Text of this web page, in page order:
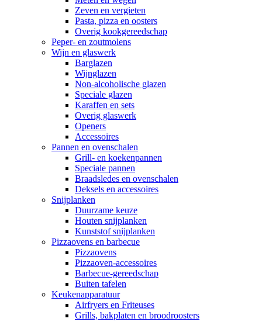
Zeven en vergieten
Pasta, pizza en oosters
Overig kookgereedschap
Peper- en zoutmolens
Wijn en glaswerk
Barglazen
Wijnglazen
Non-alcoholische glazen
Speciale glazen
Karaffen en sets
Overig glaswerk
Openers
Accessoires
Pannen en ovenschalen
Grill- en koekenpannen
Speciale pannen
Braadsledes en ovenschalen
Deksels en accessoires
Snijplanken
Duurzame keuze
Houten snijplanken
Kunststof snijplanken
Pizzaovens en barbecue
Pizzaovens
Pizzaoven-accessoires
Barbecue-gereedschap
Buiten tafelen
Keukenapparatuur
Airfryers en Friteuses
Grills, bakplaten en broodroosters